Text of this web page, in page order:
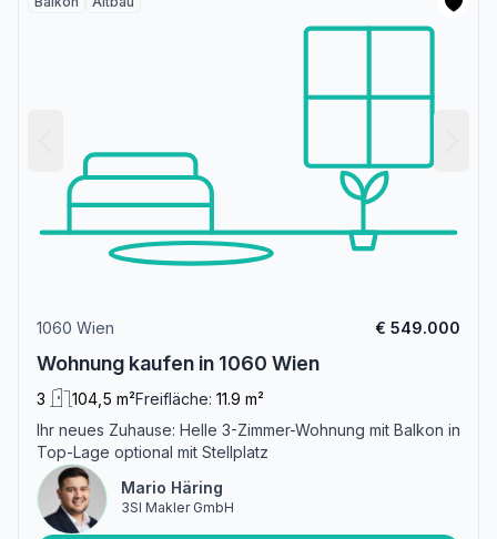
1060 Wien € 549.000
Wohnung kaufen in 1060 Wien
3 104,5 m²Freifläche: 11.9 m²
Ihr neues Zuhause: Helle 3-Zimmer-Wohnung mit Balkon in
Top-Lage optional mit Stellplatz
Mario Häring
3SI Makler GmbH